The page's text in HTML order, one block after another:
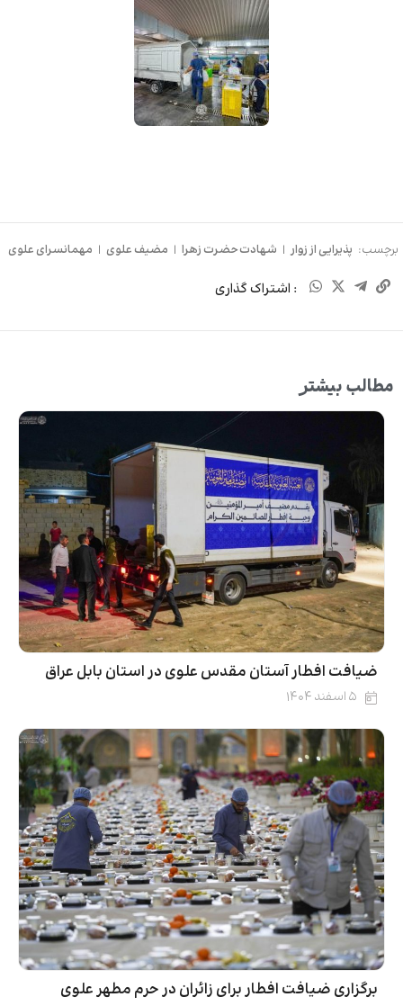
برچسب: پذیرایی از زوار | شهادت حضرت زهرا | مضیف علوی | مهمانسرای علوی
: اشتراک گذاری
مطالب بیشتر
ضیافت افطار آستان مقدس علوی در استان بابل عراق
۵ اسفند ۱۴۰۴
برگزاری ضیافت افطار برای زائران در حرم مطهر علوی